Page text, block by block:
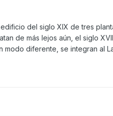
del siglo XIX de tres
de más lejos aún, el siglo
diferente, se integran al